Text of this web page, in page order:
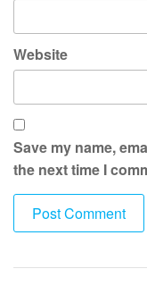
Website
Save my name,
the next time I